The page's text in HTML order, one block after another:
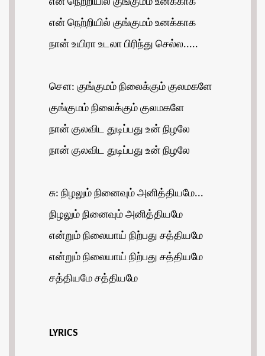
என் நெற்றியில் குங்குமம் உனக்காக
நான் உயிரா உடலா பிரிந்து செல்ல.....
சௌ: குங்குமம் நிலைக்கும் குலமகளே
குங்குமம் நிலைக்கும் குலமகளே
நான் குலவிட துடிப்பது உன் நிழலே
நான் குலவிட துடிப்பது உன் நிழலே
சு: நிழலும் நினைவும் அனித்தியமே...
நிழலும் நினைவும் அனித்தியமே
என்றும் நிலையாய் நிற்பது சத்தியமே
என்றும் நிலையாய் நிற்பது சத்தியமே
சத்தியமே சத்தியமே
LYRICS